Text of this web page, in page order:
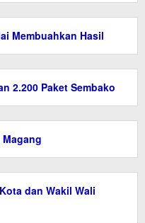
Membuahkan Hasil
2.200 Paket Sembako
dan Wakil Wali